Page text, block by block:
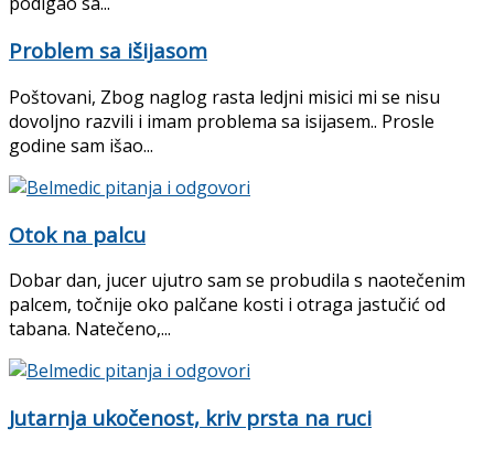
Problem sa išijasom
Poštovani, Zbog naglog rasta ledjni misici mi se nisu
dovoljno razvili i imam problema sa isijasem.. Prosle
godine sam išao...
Otok na palcu
Dobar dan, jucer ujutro sam se probudila s naotečenim
palcem, točnije oko palčane kosti i otraga jastučić od
tabana. Natečeno,...
Jutarnja ukočenost, kriv prsta na ruci